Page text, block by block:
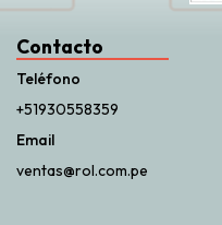
Contacto
Teléfono
+51930558359
Email
ventas@rol.com.pe